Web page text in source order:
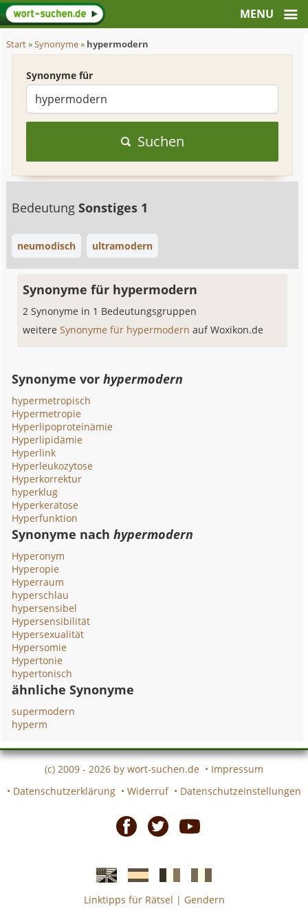
Start»Synonyme» hypermodern
Synonyme für
Suchen
BedeutungSonstiges 1
neumodisch ultramodern
Synonyme für hypermodern
2 Synonyme in 1 Bedeutungsgruppen
weitereSynonyme für hypermodernauf Woxikon.de
Synonyme vorhypermodern
hypermetropisch
Hypermetropie
Hyperlipoproteinämie
Hyperlipidämie
Hyperlink
Hyperleukozytose
Hyperkorrektur
hyperklug
Hyperkeratose
Hyperfunktion
Synonyme nachhypermodern
Hyperonym
Hyperopie
Hyperraum
hyperschlau
hypersensibel
Hypersensibilität
Hypersexualität
Hypersomie
Hypertonie
hypertonisch
ähnliche Synonyme
supermodern
hyperm
(c) 2009 - 2026 by wort-suchen.de • Impressum
• Datenschutzerklärung • Widerruf • Datenschutzeinstellungen
EnglischeSpanischefranzösicheitalienische
Linktipps für Rätsel | Gendern